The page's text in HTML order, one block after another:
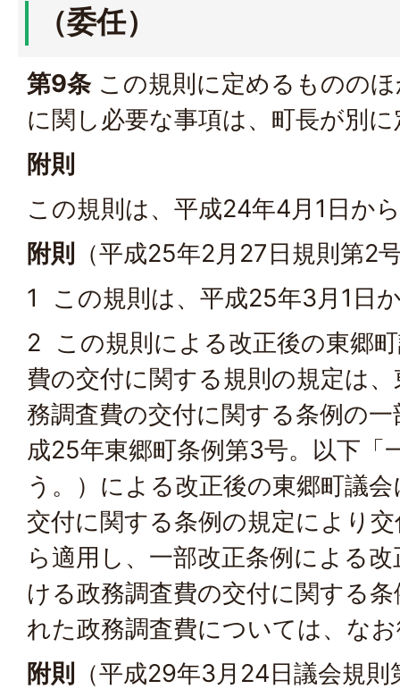
（委任）
第9条この規則に定めるものの
に関し必要な事項は、町長が別
附則
この規則は、平成24年4月1日か
附則
（平成25年2月27日規則第2
1 この規則は、平成25年3月1日
2 この規則による改正後の東郷
費の交付に関する規則の規定は
務調査費の交付に関する条例の
成25年東郷町条例第3号。以下「
う。）による改正後の東郷町議
交付に関する条例の規定により
ら適用し、一部改正条例による
ける政務調査費の交付に関する
れた政務調査費については、な
附則
（平成29年3月24日議会規則